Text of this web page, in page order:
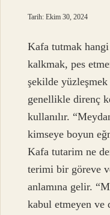
Tarih: Ekim 30, 2024
Kafa tutmak
kalkmak, pes
şekilde
genellikle direnç
kullanılır.
kimseye boyun
Kafa tutarim ne
terimi bir göreve
anlamına gelir.
kabul etmeyen ve